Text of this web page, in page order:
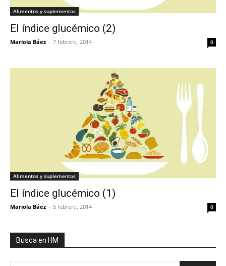
Alimentos y suplementos
El índice glucémico (2)
Mariola Báez - 7 febrero, 2014 0
Alimentos y suplementos
El índice glucémico (1)
Mariola Báez - 5 febrero, 2014 0
Busca en HM